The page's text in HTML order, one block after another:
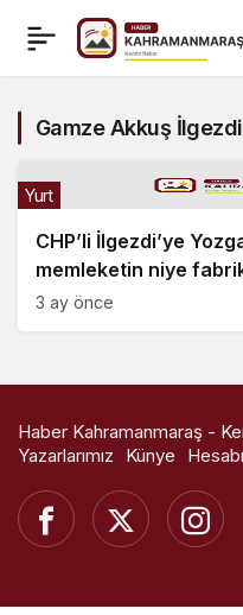
Gamze Akkuş İlgezdi
CHP’li İlgezdi’ye
memleketin niye
Yurt
3 ay önce
Haber Kahramanmaraş -
Yazarlarımız
Künye